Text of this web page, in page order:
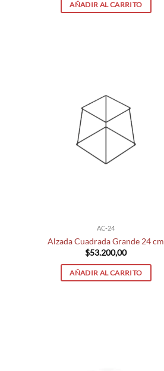
AÑADIR AL CARRITO
AC-24
Alzada Cuadrada Grande 24 cm
$53.200,00
AÑADIR AL CARRITO